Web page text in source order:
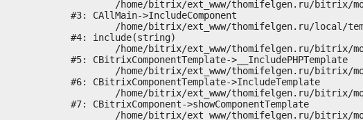
#3: CAllMain->IncludeComponent
#4: include(string)
#5: CBitrixComponentTemplate->__IncludePHPTemplate
#6: CBitrixComponentTemplate->IncludeTemplate
#7: CBitrixComponent->showComponentTemplate